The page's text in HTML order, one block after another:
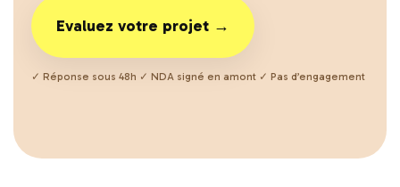
Evaluez votre projet →
✓ Réponse sous 48h ✓ NDA signé en amont ✓ Pas d’engagement